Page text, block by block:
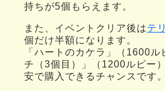
持ちが5個もらえます。
また、イベントクリア後はテ
個だけ半額になります。
「ハートのカケラ」（1600
チ（3個目）」（1200ルピー
安で購入できるチャンスです。